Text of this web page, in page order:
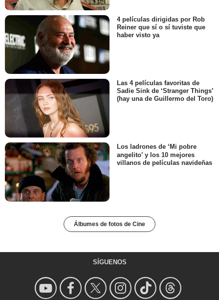
4 películas dirigidas por Rob
Reiner que sí o sí tuviste que
haber visto ya
Las 4 películas favoritas de
Sadie Sink de ‘Stranger Things’
(hay una de Guillermo del Toro)
Los ladrones de ‘Mi pobre
angelito’ y los 10 mejores
villanos de películas navideñas
Álbumes de fotos de Cine
SÍGUENOS